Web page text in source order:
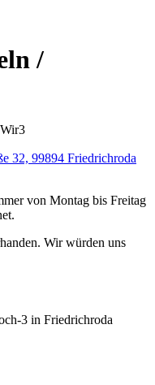
/
32, 99894 Friedrichroda
von Montag bis Freitag
Wir würden uns